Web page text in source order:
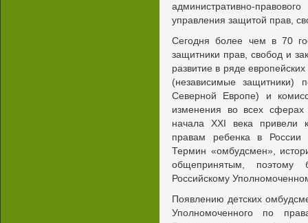
административно-
управления защитой прав,
Сегодня более чем в 70
защитники прав, свобод и
развитие в ряде
(независимые защитники)
Северной Европе) и
изменения во всех сферах
начала XXI века привели
правам ребенка в России
Термин «омбудсмен»,
общепринятым, поэтому
Российскому
Появлению детских
Уполномоченного по